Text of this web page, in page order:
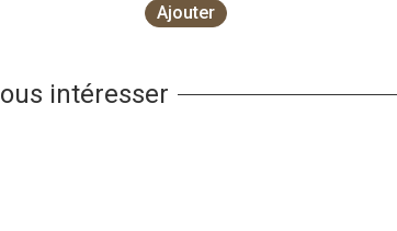
Ajouter
intéresser